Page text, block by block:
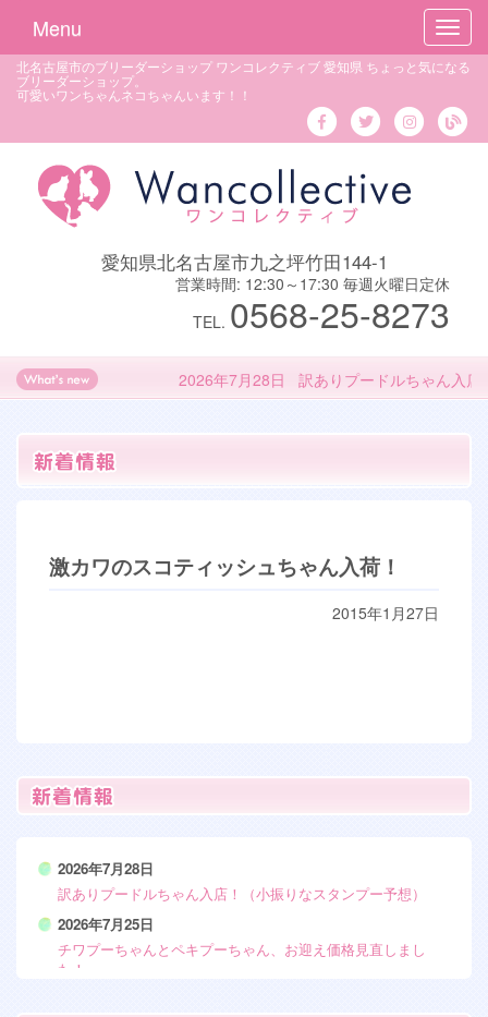
北名古屋市のブリーダーショップ ワンコレクティブ 愛知県 ちょっと気になる
ブリーダーショップ。
可愛いワンちゃんネコちゃんいます！！
愛知県北名古屋市九之坪竹田144-1
営業時間: 12:30～17:30 毎週火曜日定休
TEL. 0568-25-8273
Menu
2026年7月28日 訳ありプードルちゃん入店
激カワのスコティッシュちゃん入荷！
2015年1月27日
2026年7月28日
訳ありプードルちゃん入店！（小振りなスタンプー予想）
2026年7月25日
チワプーちゃんとペキプーちゃん、お迎え価格見直しまし
た！